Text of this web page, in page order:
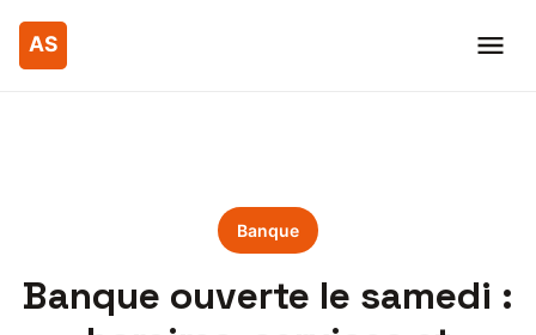
Banque
Banque ouverte le samedi :